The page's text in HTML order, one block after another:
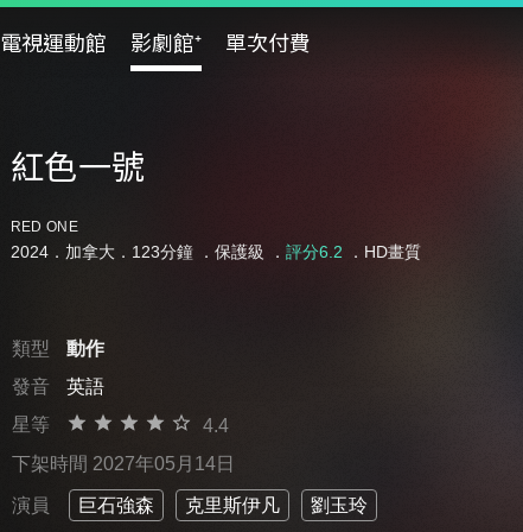
電視運動館 影劇館⁺ 單次付費
紅色一號
RED ONE
2024．加拿大．123分鐘 ． 保護級 ． 評分6.2 ．HD畫質
類型
動作
發音
英語
星等
4.4
下架時間 2027年05月14日
演員 巨石強森 克里斯伊凡 劉玉玲